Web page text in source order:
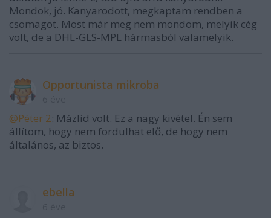
Mondok, jó. Kanyarodott, megkaptam rendben a
csomagot. Most már meg nem mondom, melyik cég
volt, de a DHL-GLS-MPL hármasból valamelyik.
Opportunista mikroba
@Péter 2: Mázlid volt. Ez a nagy kivétel. Én sem
állítom, hogy nem fordulhat elő, de hogy nem
általános, az biztos.
ebella